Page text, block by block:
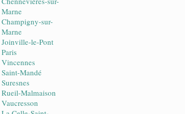
Marne
Champigny-sur-
Marne
Joinville-le-Pont
Paris
Vincennes
Saint-Mandé
Suresnes
Rueil-Malmaison
Vaucresson